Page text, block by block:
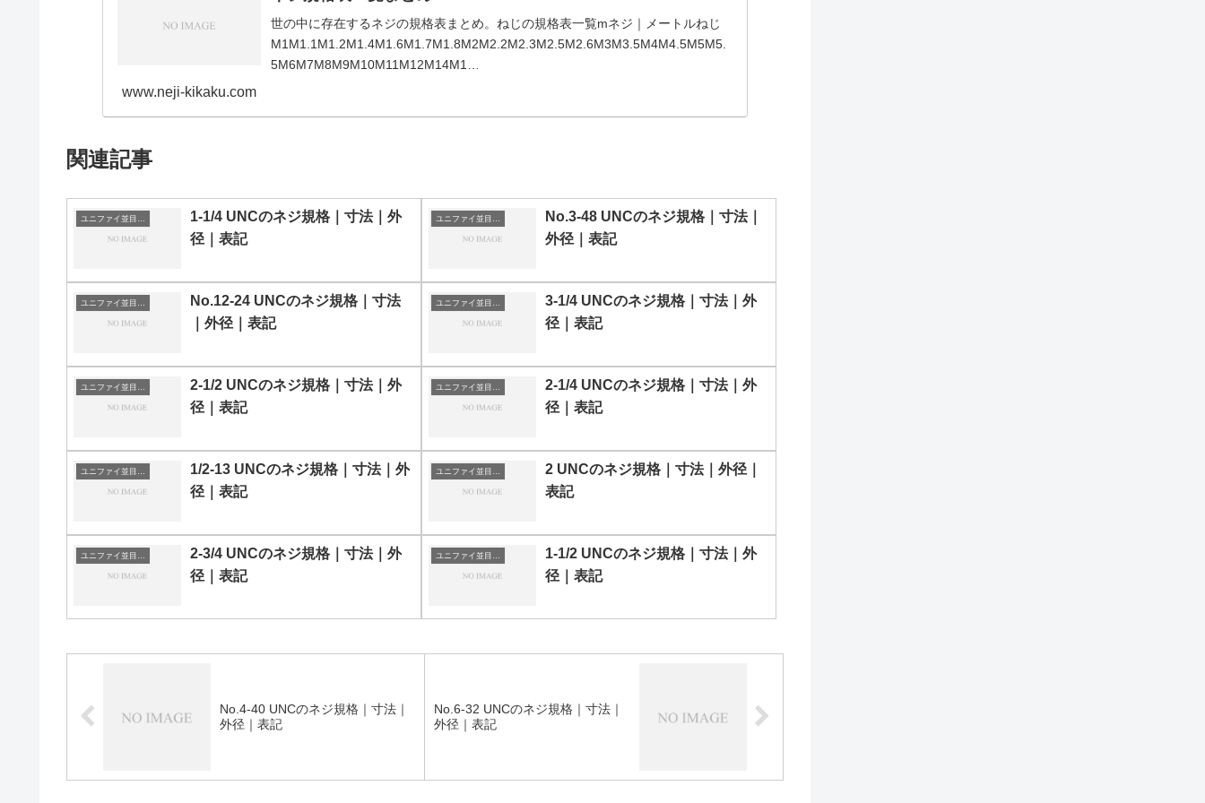
世の中に存在するネジの規格表まとめ。ねじの規格表一覧mネジ｜メートルねじ
M1M1.1M1.2M1.4M1.6M1.7M1.8M2M2.2M2.3M2.5M2.6M3M3.5M4M4.5M5M5.
5M6M7M8M9M10M11M12M14M1…
www.neji-kikaku.com
関連記事
ユニファイ並目ねじ
1-1/4 UNCのネジ規格｜寸法｜外
径｜表記
ユニファイ並目ねじ
No.3-48 UNCのネジ規格｜寸法｜
外径｜表記
ユニファイ並目ねじ
No.12-24 UNCのネジ規格｜寸法
｜外径｜表記
ユニファイ並目ねじ
3-1/4 UNCのネジ規格｜寸法｜外
径｜表記
ユニファイ並目ねじ
2-1/2 UNCのネジ規格｜寸法｜外
径｜表記
ユニファイ並目ねじ
2-1/4 UNCのネジ規格｜寸法｜外
径｜表記
ユニファイ並目ねじ
1/2-13 UNCのネジ規格｜寸法｜外
径｜表記
ユニファイ並目ねじ
2 UNCのネジ規格｜寸法｜外径｜
表記
ユニファイ並目ねじ
2-3/4 UNCのネジ規格｜寸法｜外
径｜表記
ユニファイ並目ねじ
1-1/2 UNCのネジ規格｜寸法｜外
径｜表記
No.4-40 UNCのネジ規格｜寸法｜
外径｜表記
No.6-32 UNCのネジ規格｜寸法｜
外径｜表記